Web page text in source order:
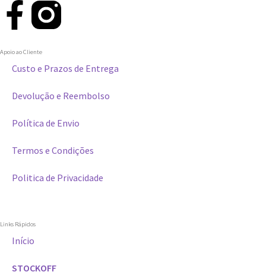
Apoio ao Cliente
Custo e Prazos de Entrega
Devolução e Reembolso
Política de Envio
Termos e Condições
Politica de Privacidade
Links Rápidos
Início
STOCKOFF